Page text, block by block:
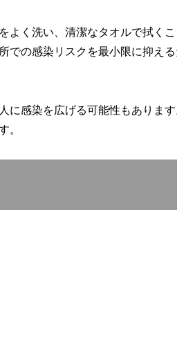
よく洗い、清潔なタオルで拭く
の感染リスクを最小限に抑える
に感染を広げる可能性もありま
。